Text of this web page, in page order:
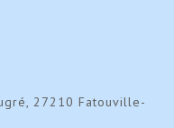
27210 Fatouville-